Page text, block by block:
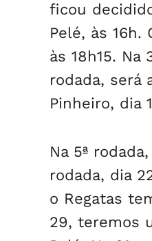
ficou
Pelé, às
às 18h15. Na
rodada, será
Pinheiro, dia
Na 5ª
rodada, dia
o Regatas
29, teremos